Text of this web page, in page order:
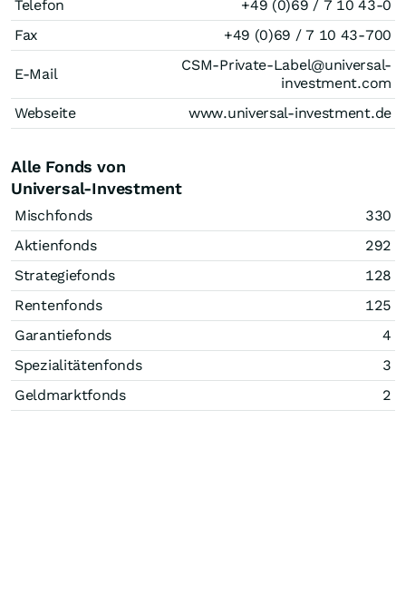
Telefon
+49 (0)69 / 7 10 43-0
Fax
+49 (0)69 / 7 10 43-700
E-Mail
CSM-Private-Label@universal-
investment.com
Webseite
www.universal-investment.de
Alle Fonds von
Universal-Investment
Mischfonds
330
Aktienfonds
292
Strategiefonds
128
Rentenfonds
125
Garantiefonds
4
Spezialitätenfonds
3
Geldmarktfonds
2